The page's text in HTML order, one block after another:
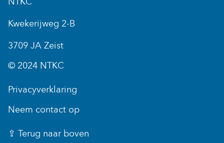
Kwekerijweg 2-B
3709 JA Zeist
© 2024 NTKC
Privacyverklaring
Neem contact op
⇪ Terug naar boven